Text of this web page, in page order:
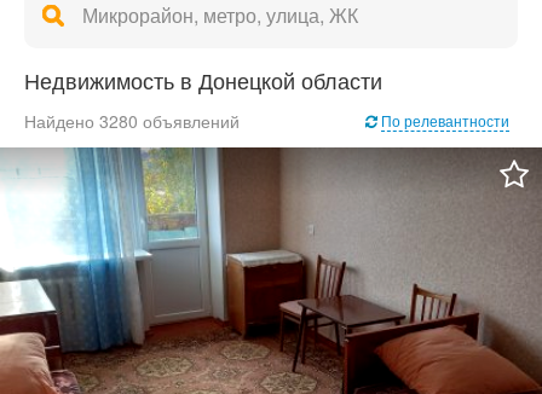
Недвижимость в Донецкой области
Найдено 3280 объявлений По релевантности